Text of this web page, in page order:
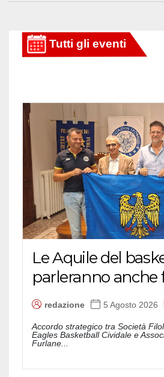
Le Aquile del
parleranno anche
redazione 5 Agosto 2026
Accordo strategico tra Società
Eagles Basketball Cividale e
Furlane...